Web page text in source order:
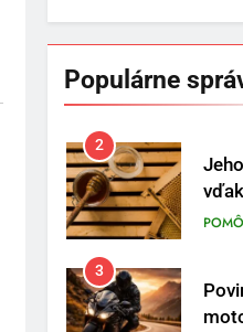
Populárne
1
2
3